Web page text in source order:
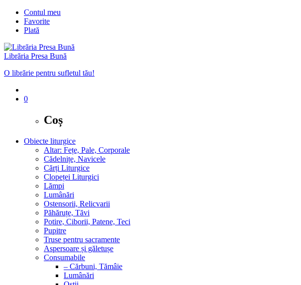
Contul meu
Favorite
Plată
Librăria Presa Bună
O librărie pentru sufletul tău!
0
Coș
Obiecte liturgice
Altar: Fețe, Pale, Corporale
Cădelnițe, Navicele
Cărți Liturgice
Clopeței Liturgici
Lămpi
Lumânări
Ostensorii, Relicvarii
Păhăruțe, Tăvi
Potire, Ciborii, Patene, Teci
Pupitre
Truse pentru sacramente
Aspersoare și găletușe
Consumabile
– Cărbuni, Tămâie
Lumânări